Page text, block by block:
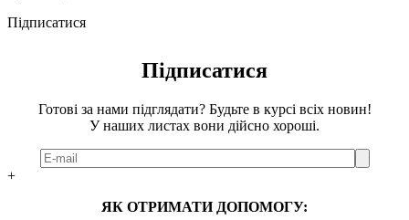
Підписатися
Підписатися
Готові за нами підглядати? Будьте в курсі всіх новин!
У наших листах вони дійсно хороші.
+
ЯК ОТРИМАТИ ДОПОМОГУ: